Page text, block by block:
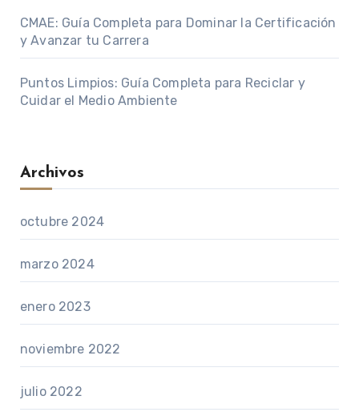
CMAE: Guía Completa para Dominar la Certificación
y Avanzar tu Carrera
Puntos Limpios: Guía Completa para Reciclar y
Cuidar el Medio Ambiente
Archivos
octubre 2024
marzo 2024
enero 2023
noviembre 2022
julio 2022